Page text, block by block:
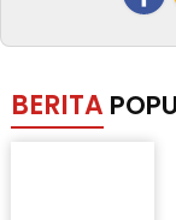
BERITA